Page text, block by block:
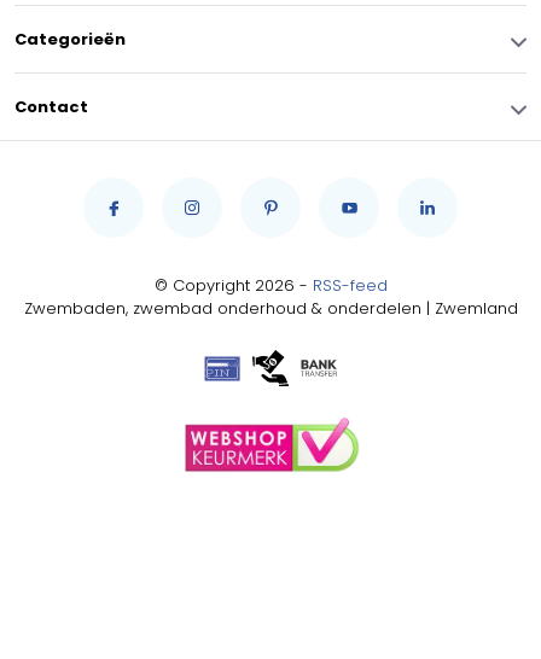
Categorieën
Contact
© Copyright 2026 - RSS-feed
Zwembaden, zwembad onderhoud & onderdelen | Zwemland